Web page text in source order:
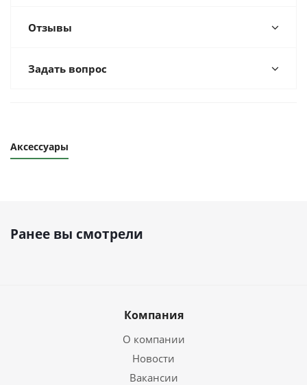
Отзывы
Задать вопрос
Аксессуары
Ранее вы смотрели
Компания
О компании
Новости
Вакансии